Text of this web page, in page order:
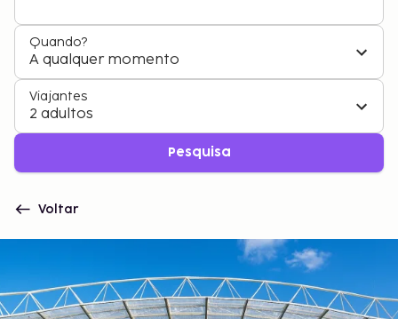
Quando?
A qualquer momento
Viajantes
2 adultos
Pesquisa
Voltar